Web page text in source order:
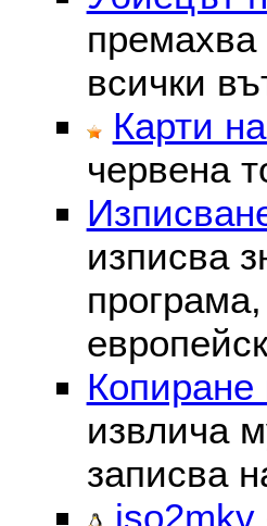
премахва
всички
Карти
червена
изписва
Копиране
извлича
записва
iso2mkv